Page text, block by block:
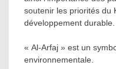
soutenir les priorités du
développement durable.
« Al-Arfaj » est un
environnementale.